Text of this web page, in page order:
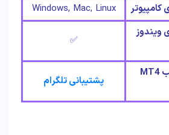
Windows, Mac, Linux
4 برای ویندوز
✅
راهنمای دانلود و نصب MT4
پشتیبانی تلگرام